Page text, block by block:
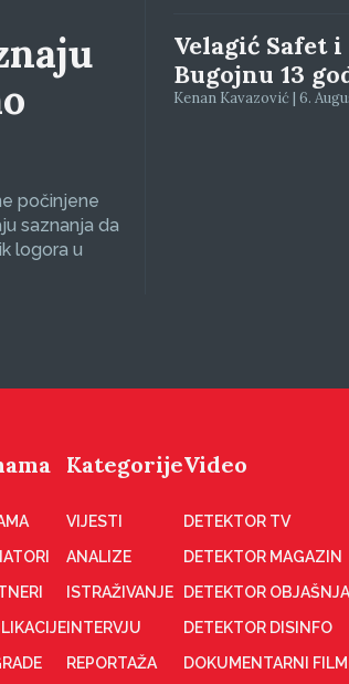
počinjene
saznanja da
logora u
Velagić Safet
Bugojnu 13
Kenan Kavazović | 6.
Kategorije
VIJESTI
ANALIZE
ISTRAŽIVANJE
INTERVJU
REPORTAŽA
Video
DETEKTOR TV
DETEKTOR MAGAZIN
DETEKTOR
DETEKTOR DISINFO
DOKUMENTARNI